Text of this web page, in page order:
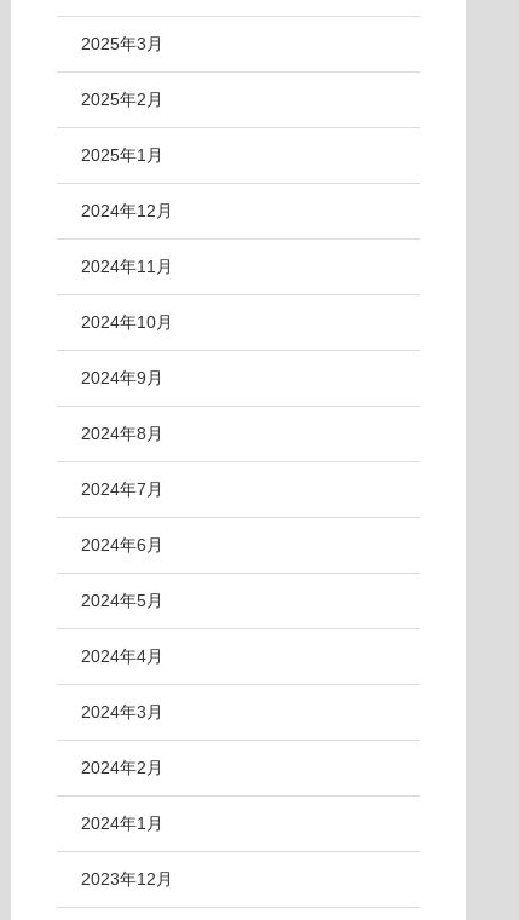
2025年3月
2025年2月
2025年1月
2024年12月
2024年11月
2024年10月
2024年9月
2024年8月
2024年7月
2024年6月
2024年5月
2024年4月
2024年3月
2024年2月
2024年1月
2023年12月